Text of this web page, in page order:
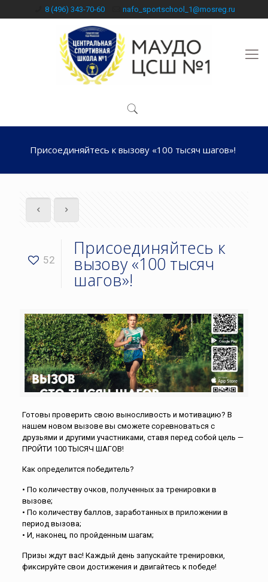
8 (496) 343-70-60 nafo_sportschool_1@mosreg.ru
Присоединяйтесь к вызову «100 тысяч шагов»!
52
Присоединяйтесь к
вызову «100 тысяч
шагов»!
Готовы проверить свою выносливость и мотивацию? В
нашем новом вызове вы сможете соревноваться с
друзьями и другими участниками, ставя перед собой цель —
ПРОЙТИ 100 ТЫСЯЧ ШАГОВ!
Как определится победитель?
• По количеству очков, полученных за тренировки в
вызове;
• По количеству баллов, заработанных в приложении в
период вызова;
• И, наконец, по пройденным шагам;
Призы ждут вас! Каждый день запускайте тренировки,
фиксируйте свои достижения и двигайтесь к победе!